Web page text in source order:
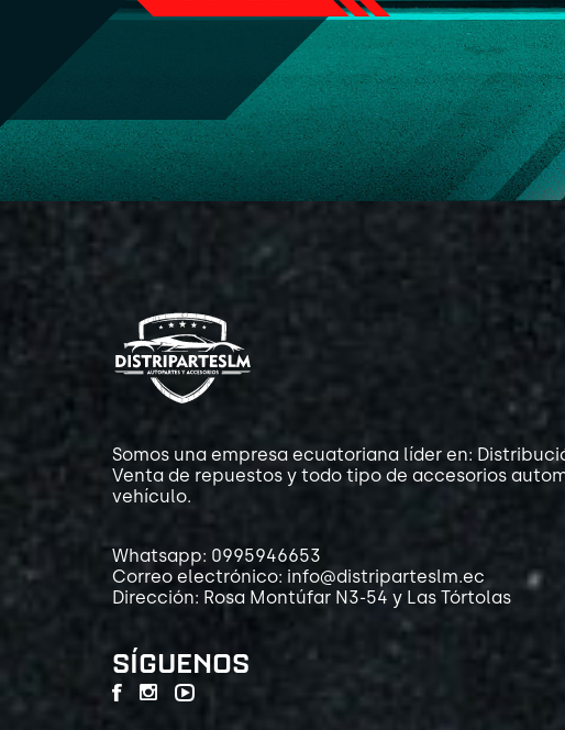
Somos una empresa ecuatoriana líder en:
Venta de repuestos y todo tipo de accesorios
vehículo.
Whatsapp: 0995946653
Correo electrónico: info@distriparteslm.ec
Dirección: Rosa Montúfar N3-54 y Las Tórtolas
SÍGUENOS